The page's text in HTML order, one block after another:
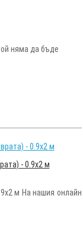
няма да бъде
- 0.9x2 м
м На нашия онлайн